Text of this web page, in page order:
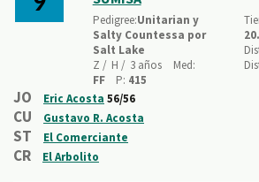
Pedigree:Unitarian y
Salty Countessa por
Salt Lake
Z / H / 3 años
Med:
FF
P: 415
JO Eric Acosta 56/56
CU Gustavo R. Acosta
ST El Comerciante
CR El Arbolito